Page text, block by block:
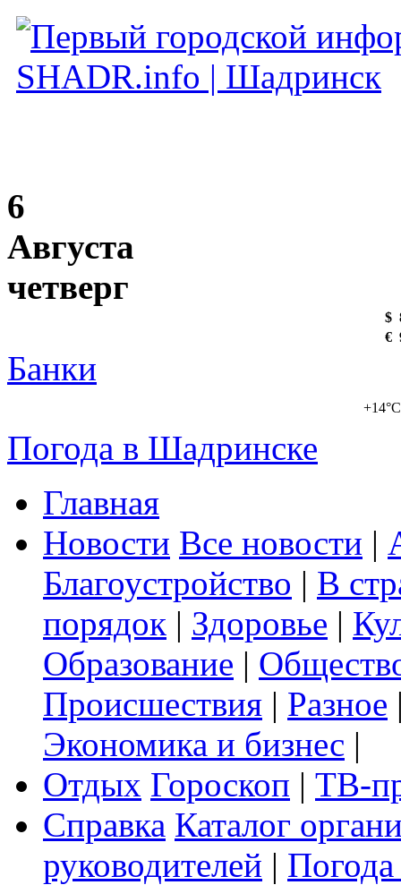
6
Августа
четверг
$
€
Банки
+14°C
Погода в Шадринске
Главная
Новости Все новости |
Благоустройство | В
порядок | Здоровье |
Образование |
Происшествия | Разное
Экономика и бизнес |
Отдых Гороскоп | ТВ-
Справка Каталог
руководителей |